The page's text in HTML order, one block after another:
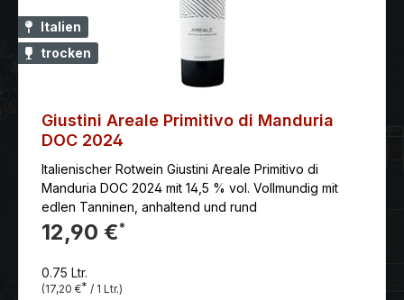
Italien
trocken
Giustini Areale Primitivo di Manduria
DOC 2024
Italienischer Rotwein Giustini Areale Primitivo di
Manduria DOC 2024 mit 14,5 % vol. Vollmundig mit
edlen Tanninen, anhaltend und rund
12,90 €*
0.75 Ltr.
(17,20 €* / 1 Ltr.)